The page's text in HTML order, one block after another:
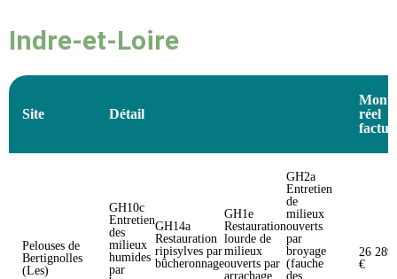
Indre-et-Loire
Site Détail
réel
Pelouses de
Bertignolles
(Les)
GH10c
Entretien
des
milieux
humides
par
GH14a
Restauration
ripisylves par
bûcheronnage
GH1e
Restauration
lourde de
milieux
ouverts par
arrachage
GH2a
Entretien
de
milieux
ouverts
par
broyage
(fauche
des
26
€